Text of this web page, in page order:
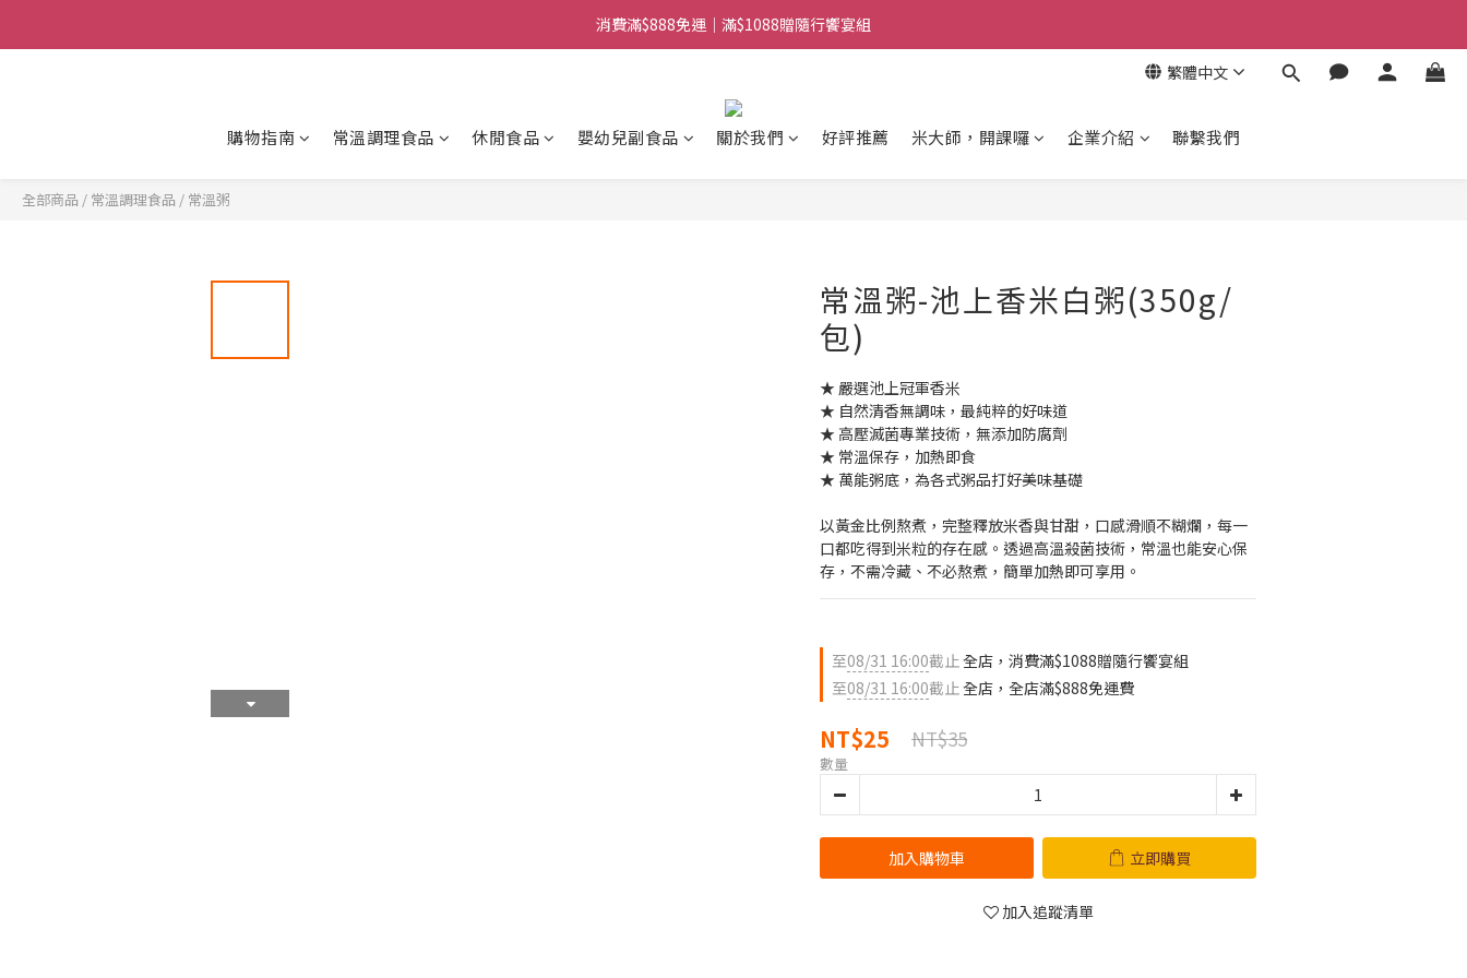
日常備糧專區｜常溫香米白粥
消費滿$888免運｜滿$1088贈隨行饗宴組
繁體中文
購物指南 常溫調理食品 休閒食品 嬰幼兒副食品 關於我們 好評推薦 米大師，開課囉 企業介紹 聯繫我們
全部商品 / 常溫調理食品 / 常溫粥
常溫粥-池上香米白粥(350g/
包)
★ 嚴選池上冠軍香米
★ 自然清香無調味，最純粹的好味道
★ 高壓滅菌專業技術，無添加防腐劑
★ 常溫保存，加熱即食
★ 萬能粥底，為各式粥品打好美味基礎
以黃金比例熬煮，完整釋放米香與甘甜，口感滑順不糊爛，每一
口都吃得到米粒的存在感。透過高溫殺菌技術，常溫也能安心保
存，不需冷藏、不必熬煮，簡單加熱即可享用。
至08/31 16:00截止全店，消費滿$1088贈隨行饗宴組
至08/31 16:00截止全店，全店滿$888免運費
NT$25 NT$35
數量
加入購物車 立即購買
加入追蹤清單